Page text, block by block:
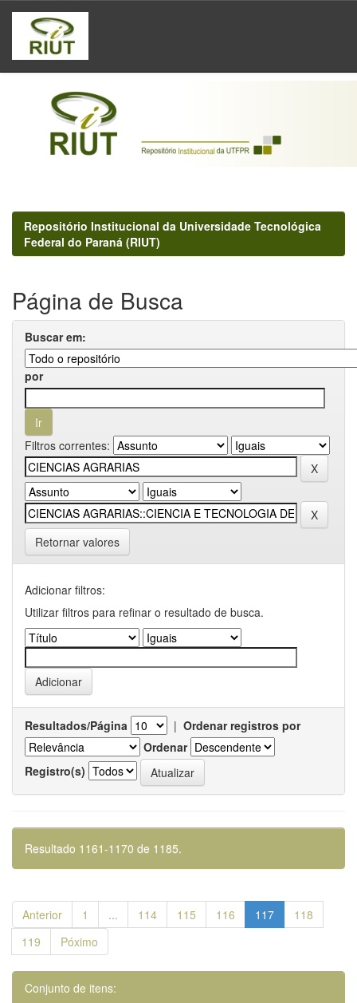
Skip
navigation
Repositório Institucional da Universidade Tecnológica
Federal do Paraná (RIUT)
Página de Busca
Buscar em:
por
Filtros correntes:
Retornar valores
Adicionar filtros:
Utilizar filtros para refinar o resultado de busca.
Resultados/Página | Ordenar registros por
Ordenar
Registro(s)
Resultado 1161-1170 de 1185.
Anterior 1 ... 114 115 116 117
118
119
Póximo
Conjunto de itens: